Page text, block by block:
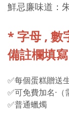
鮮忌廉味道：
*字母 , 數
備註欄填寫
✅每個蛋糕贈送
✅可免費加名·（
✅普通蠟燭